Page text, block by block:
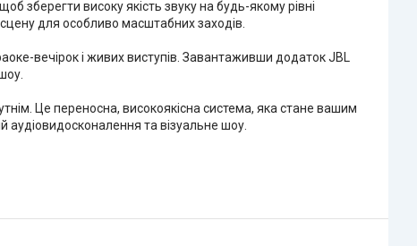
зберегти високу якість звуку на будь-якому рівні
для особливо масштабних заходів.
вечірок і живих виступів. Завантаживши додаток JBL
Це переносна, високоякісна система, яка стане вашим
та візуальне шоу.